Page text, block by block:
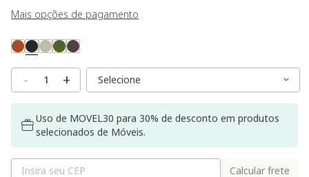
Mais opções de pagamento
Variant Real Color
Selected
- + Variant Size
Variant Size
Uso de MOVEL30 para 30% de desconto em produtos
selecionados de Móveis.
Calcular frete